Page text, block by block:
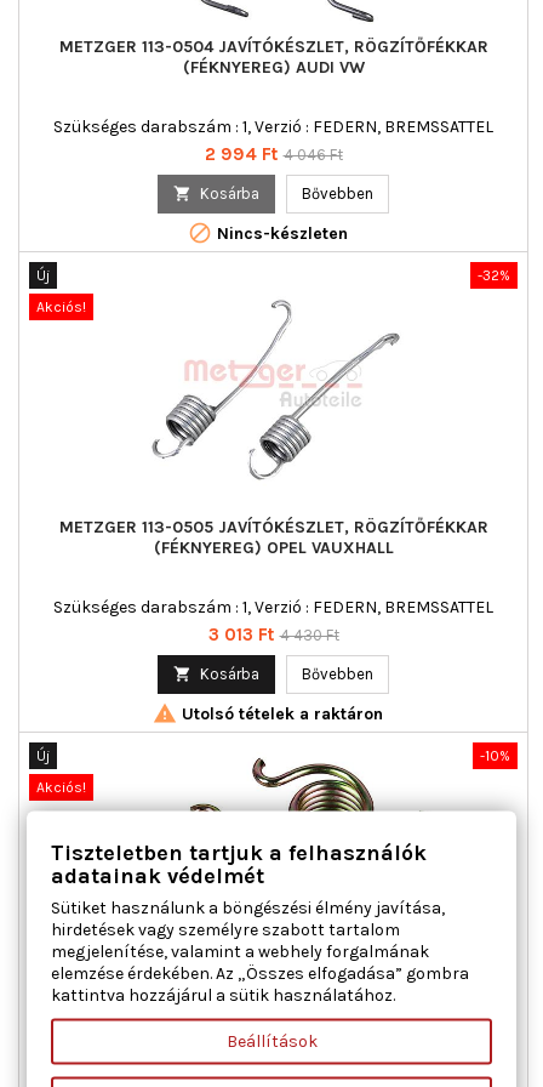
METZGER 113-0504 JAVÍTÓKÉSZLET, RÖGZÍTŐFÉKKAR
(FÉKNYEREG) AUDI VW
Szükséges darabszám : 1, Verzió : FEDERN, BREMSSATTEL
Ár
2 994 Ft Normál
4 046 Ft
 Kosárba Bővebben
 Nincs-készleten
-32%
Új
Akciós!
METZGER 113-0505 JAVÍTÓKÉSZLET, RÖGZÍTŐFÉKKAR
(FÉKNYEREG) OPEL VAUXHALL
Szükséges darabszám : 1, Verzió : FEDERN, BREMSSATTEL
Ár
3 013 Ft Normál
4 430 Ft
 Kosárba Bővebben
 Utolsó tételek a raktáron
-10%
Új
Akciós!
METZGER 113-0506 JAVÍTÓKÉSZLET, RÖGZÍTŐFÉKKAR
(FÉKNYEREG) MAZDA
Tiszteletben tartjuk a felhasználók
adatainak védelmét
Sütiket használunk a böngészési élmény javítása,
hirdetések vagy személyre szabott tartalom
megjelenítése, valamint a webhely forgalmának
elemzése érdekében. Az „Összes elfogadása” gombra
kattintva hozzájárul a sütik használatához.
Beállítások